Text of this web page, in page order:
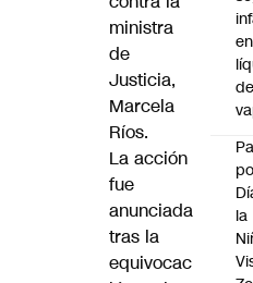
ministra
de
Justicia,
Marcela
Ríos.
La acción
fue
anunciada
tras la
equivocac
en
de
la